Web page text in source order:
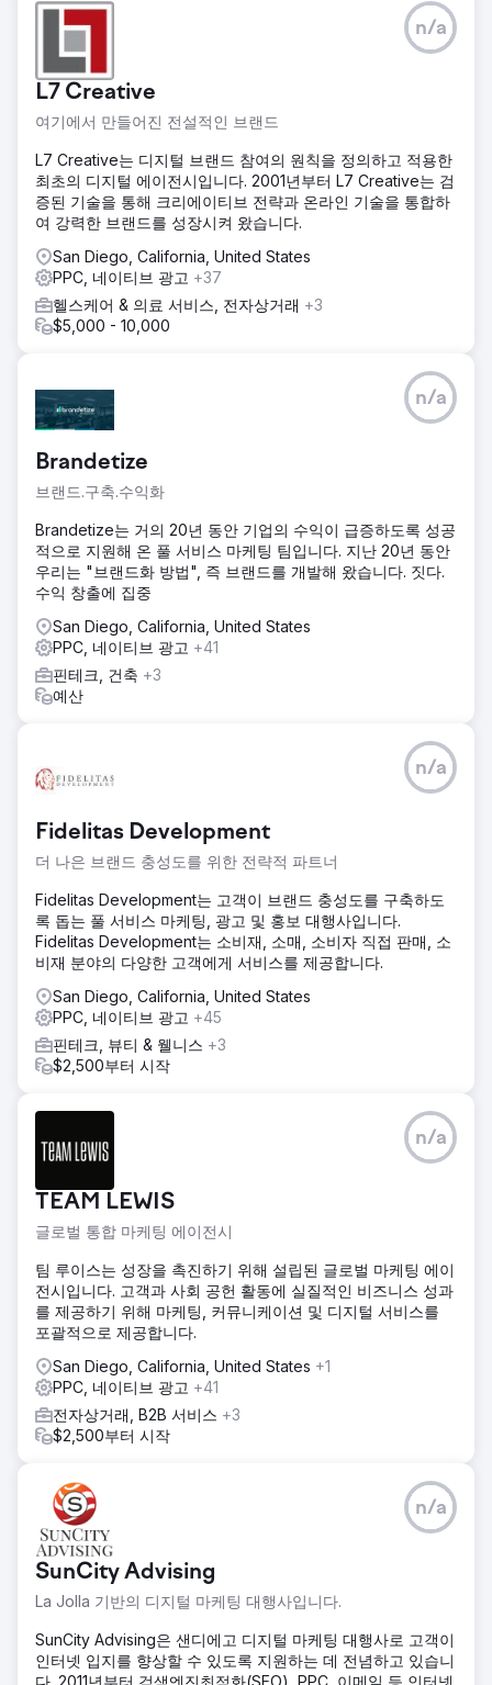
과제
이 자동차 정비소는 최적화가 제대로 안 된 웹사이트와 광고
부재로 신규 고객 유치에 어려움을 겪고 있었습니다. 사장들은
오프라인 마케팅을 통해 고객을 유치하기 위해 밤낮으로 애썼
지만, 이는 확장성이 부족했고 오히려 운영에 악영향을 미쳤습
니다. 주차장은 20%도 채 차지 않았고, 충분한 인력을 확보하
솔루션
저희 팀은 즉시 SEO 및 전환율 최적화를 통해 완벽하게 최적
화된 새로운 웹사이트를 구축하고, 최대 고객 확보 전략을 적
용했습니다. Google Ads, Google LSA, Bing Ads에 유료 광
고를 설정했으며, 전화 통화 및 양식 제출 추적을 통해 Google
의 스마트 입찰가를 개선하는 것이 중요하다는 점을 인지하고
있었습니다. 따라서 Google에 고객 데이터 전송량을 극대화하
기 위해 엣지 태깅을 활용한 오프라인 전환 추적을 구현했습니
다.
새 웹사이트는 대성공이었습니다. 출시 직후 하룻밤 만에, 그
리고 다음 주에는 기존 웹사이트 방문자 유입이 평균보다 3배
나 증가했습니다. 유료 광고를 통해 신규 고객을 유치했고, 6개
월 만에 총 매출을 5배로 늘릴 수 있었습니다. 사업주는 늘어나
추가로 고용했습니다. 심지어 매장 홍보용으로 람보르기니까
에이전시 페이지로 이동
L7 Creative
여기에서 만들어진 전설적인 브랜드
n/a
L7 Creative는 디지털 브랜드 참여의 원칙을 정의하고 적용한
최초의 디지털 에이전시입니다. 2001년부터 L7 Creative는 검
증된 기술을 통해 크리에이티브 전략과 온라인 기술을 통합하
여 강력한 브랜드를 성장시켜 왔습니다.
San Diego, California, United States
PPC, 네이티브 광고 +37
헬스케어 & 의료 서비스, 전자상거래 +3
$5,000 - 10,000
Brandetize
브랜드.구축.수익화
n/a
Brandetize는 거의 20년 동안 기업의 수익이 급증하도록 성공
적으로 지원해 온 풀 서비스 마케팅 팀입니다. 지난 20년 동안
우리는 "브랜드화 방법", 즉 브랜드를 개발해 왔습니다. 짓다.
수익 창출에 집중
San Diego, California, United States
PPC, 네이티브 광고 +41
핀테크, 건축 +3
예산
Fidelitas Development
더 나은 브랜드 충성도를 위한 전략적 파트너
n/a
Fidelitas Development는 고객이 브랜드 충성도를 구축하도
록 돕는 풀 서비스 마케팅, 광고 및 홍보 대행사입니다.
Fidelitas Development는 소비재, 소매, 소비자 직접 판매, 소
비재 분야의 다양한 고객에게 서비스를 제공합니다.
San Diego, California, United States
PPC, 네이티브 광고 +45
핀테크, 뷰티 & 웰니스 +3
$2,500부터 시작
TEAM LEWIS
글로벌 통합 마케팅 에이전시
n/a
팀 루이스는 성장을 촉진하기 위해 설립된 글로벌 마케팅 에이
전시입니다. 고객과 사회 공헌 활동에 실질적인 비즈니스 성과
를 제공하기 위해 마케팅, 커뮤니케이션 및 디지털 서비스를
포괄적으로 제공합니다.
San Diego, California, United States +1
PPC, 네이티브 광고 +41
전자상거래, B2B 서비스 +3
$2,500부터 시작
SunCity Advising
La Jolla 기반의 디지털 마케팅 대행사입니다.
n/a
SunCity Advising은 샌디에고 디지털 마케팅 대행사로 고객이
인터넷 입지를 향상할 수 있도록 지원하는 데 전념하고 있습니
다. 2011년부터 검색엔진최적화(SEO), PPC, 이메일 등 인터넷